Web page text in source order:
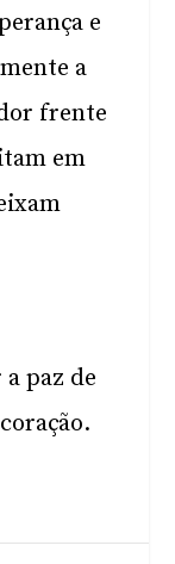
e
a
frente
em
paz de